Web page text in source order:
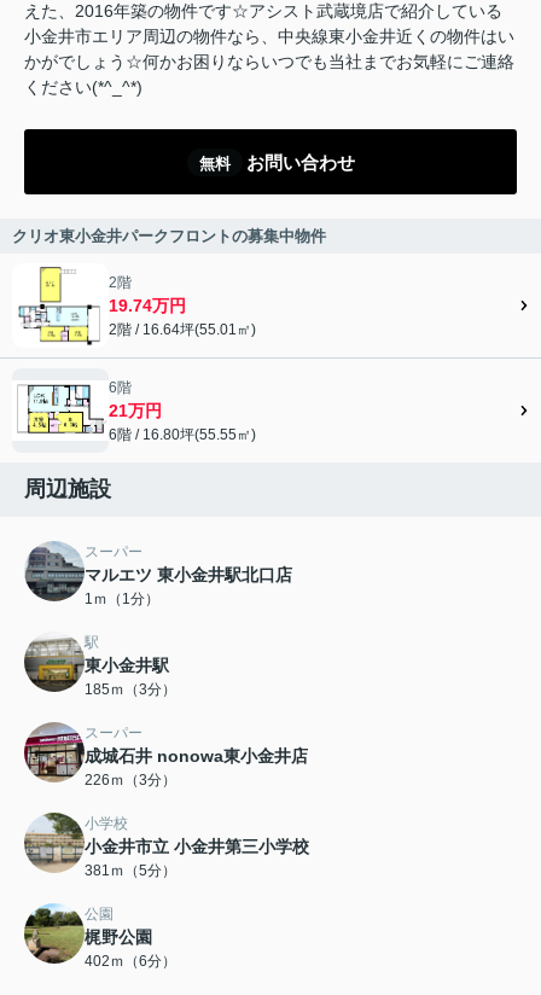
えた、2016年築の物件です☆アシスト武蔵境店で紹介している
小金井市エリア周辺の物件なら、中央線東小金井近くの物件はい
かがでしょう☆何かお困りならいつでも当社までお気軽にご連絡
ください(*^_^*)
無料 お問い合わせ
クリオ東小金井パークフロントの募集中物件
2階
19.74万円
2階 / 16.64坪(55.01㎡)
6階
21万円
6階 / 16.80坪(55.55㎡)
周辺施設
スーパー
マルエツ 東小金井駅北口店
1ｍ（1分）
駅
東小金井駅
185ｍ（3分）
スーパー
成城石井 nonowa東小金井店
226ｍ（3分）
小学校
小金井市立 小金井第三小学校
381ｍ（5分）
公園
梶野公園
402ｍ（6分）